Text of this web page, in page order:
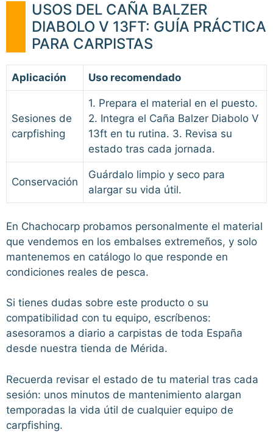
USOS DEL CAÑA BALZER
DIABOLO V 13FT: GUÍA PRÁCTICA
PARA CARPISTAS
Aplicación Uso recomendado
Sesiones de
carpfishing
1. Prepara el material en el puesto.
2. Integra el Caña Balzer Diabolo V
13ft en tu rutina. 3. Revisa su
estado tras cada jornada.
Conservación
Guárdalo limpio y seco para
alargar su vida útil.
En Chachocarp probamos personalmente el material
que vendemos en los embalses extremeños, y solo
mantenemos en catálogo lo que responde en
condiciones reales de pesca.
Si tienes dudas sobre este producto o su
compatibilidad con tu equipo, escríbenos:
asesoramos a diario a carpistas de toda España
desde nuestra tienda de Mérida.
Recuerda revisar el estado de tu material tras cada
sesión: unos minutos de mantenimiento alargan
temporadas la vida útil de cualquier equipo de
carpfishing.